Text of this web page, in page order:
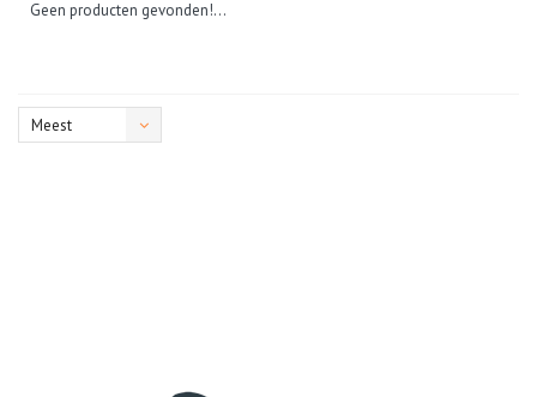
Geen producten gevonden!...
Meest